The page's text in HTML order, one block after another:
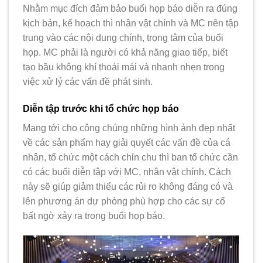
Nhằm mục đích đảm bảo buổi họp báo diễn ra đúng
kịch bản, kế hoạch thì nhân vật chính và MC nên tập
trung vào các nội dung chính, trọng tâm của buổi
họp. MC phải là người có khả năng giao tiếp, biết
tạo bầu không khí thoải mái và nhanh nhẹn trong
việc xử lý các vấn đề phát sinh.
Diễn tập trước khi tổ chức họp báo
Mang tới cho công chúng những hình ảnh đẹp nhất
về các sản phẩm hay giải quyết các vấn đề của cá
nhân, tổ chức một cách chỉn chu thì ban tổ chức cần
có các buổi diễn tập với MC, nhân vật chính. Cách
này sẽ giúp giảm thiểu các rủi ro không đáng có và
lên phương án dự phòng phù hợp cho các sự cố
bất ngờ xảy ra trong buổi họp báo.